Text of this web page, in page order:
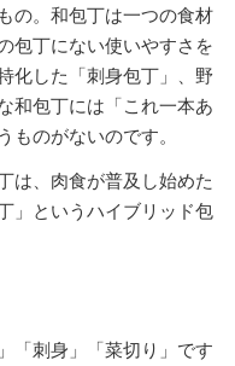
の。和包丁は一つの食材
包丁にない使いやすさを
化した「刺身包丁」、野
和包丁には「これ一本あ
ものがないのです。
は、肉食が普及し始めた
」というハイブリッド包
「刺身」「菜切り」です